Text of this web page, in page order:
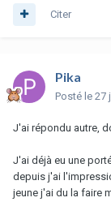
Citer
Pika
Posté le 27
J'ai répondu autre,
J'ai déjà eu une
depuis j'ai
jeune j'ai du la faire